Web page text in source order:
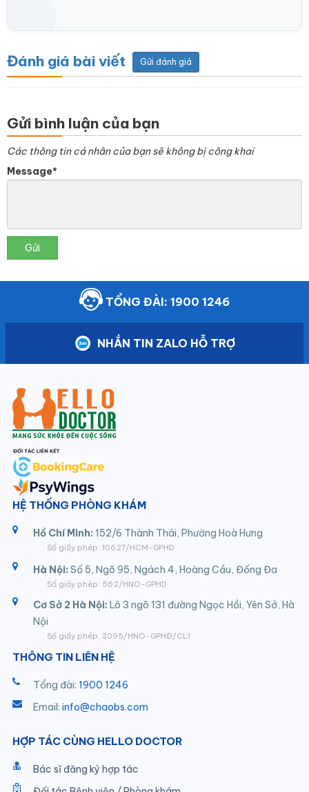
Đánh giá bài viết Gửi đánh giá
Gửi bình luận của bạn
Các thông tin cá nhân của bạn sẽ không bị công khai
Message*
Gửi
TỔNG ĐÀI: 1900 1246
NHẮN TIN ZALO HỖ TRỢ
HỆ THỐNG PHÒNG KHÁM
Hồ Chí Minh: 152/6 Thành Thái, Phường Hoà Hưng
Số giấy phép: 10627/HCM-GPHD
Hà Nội: Số 5, Ngõ 95, Ngách 4, Hoàng Cầu, Đống Đa
Số giấy phép: 562/HNO-GPHD
Cơ Sở 2 Hà Nội: Lô 3 ngõ 131 đường Ngọc Hồi, Yên Sở, Hà
Nội
Số giấy phép: 3095/HNO-GPHĐ/CL1
THÔNG TIN LIÊN HỆ
Tổng đài: 1900 1246
Email: info@chaobs.com
HỢP TÁC CÙNG HELLO DOCTOR
Bác sĩ đăng ký hợp tác